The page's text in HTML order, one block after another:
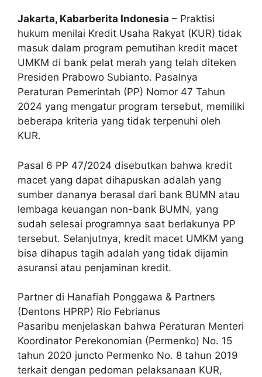
Jakarta, Kabarberita Indonesia – Praktisi
hukum menilai Kredit Usaha Rakyat (KUR) tidak
masuk dalam program pemutihan kredit macet
UMKM di bank pelat merah yang telah diteken
Presiden Prabowo Subianto. Pasalnya
Peraturan Pemerintah (PP) Nomor 47 Tahun
2024 yang mengatur program tersebut, memiliki
beberapa kriteria yang tidak terpenuhi oleh
KUR.
Pasal 6 PP 47/2024 disebutkan bahwa kredit
macet yang dapat dihapuskan adalah yang
sumber dananya berasal dari bank BUMN atau
lembaga keuangan non-bank BUMN, yang
sudah selesai programnya saat berlakunya PP
tersebut. Selanjutnya, kredit macet UMKM yang
bisa dihapus tagih adalah yang tidak dijamin
asuransi atau penjaminan kredit.
Partner di Hanafiah Ponggawa & Partners
(Dentons HPRP) Rio Febrianus
Pasaribu menjelaskan bahwa Peraturan Menteri
Koordinator Perekonomian (Permenko) No. 15
tahun 2020 juncto Permenko No. 8 tahun 2019
terkait dengan pedoman pelaksanaan KUR,